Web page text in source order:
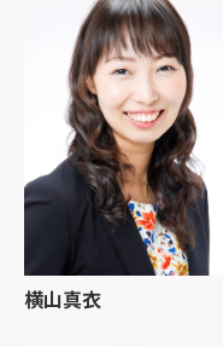
横山真衣